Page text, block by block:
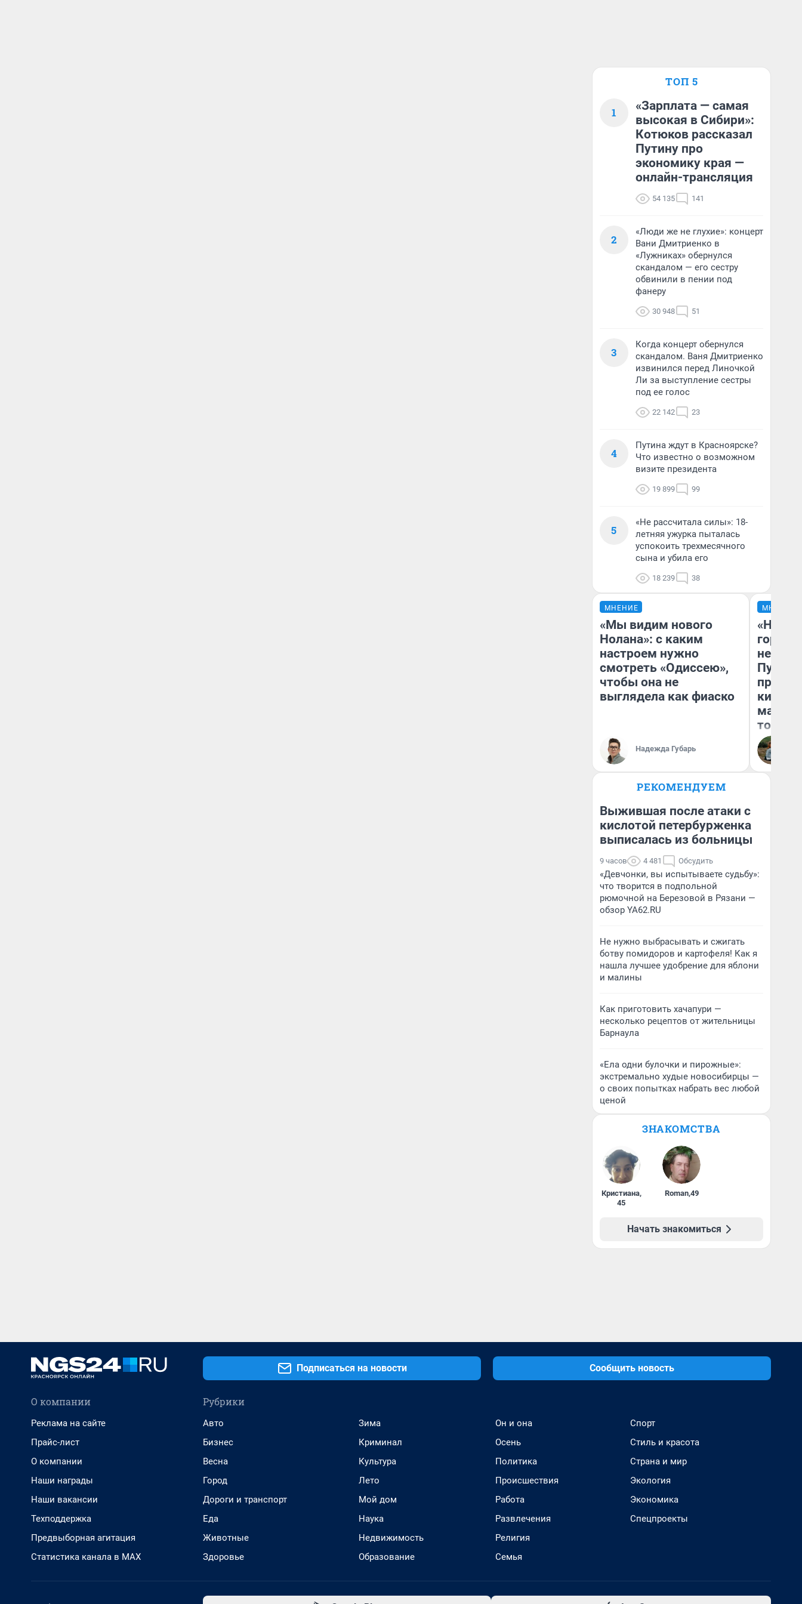
ТОП 5
1
«Зарплата — самая
высокая в Сибири»:
Котюков рассказал
Путину про
экономику края —
онлайн-трансляция
54 135 141
2
«Люди же не глухие»: концерт
Вани Дмитриенко в
«Лужниках» обернулся
скандалом — его сестру
обвинили в пении под
фанеру
30 948 51
3
Когда концерт обернулся
скандалом. Ваня Дмитриенко
извинился перед Линочкой
Ли за выступление сестры
под ее голос
22 142 23
4
Путина ждут в Красноярске?
Что известно о возможном
визите президента
19 899 99
5
«Не рассчитала силы»: 18-
летняя ужурка пыталась
успокоить трехмесячного
сына и убила его
18 239 38
МНЕНИЕ
«Мы видим нового
Нолана»: с каким
настроем нужно
смотреть «Одиссею»,
чтобы она не
выглядела как фиаско
Надежда Губарь
МНЕНИЕ
«Нет
того
РЕКОМЕНДУЕМ
Выжившая после атаки с
кислотой петербурженка
выписалась из больницы
9 часов 4 481 Обсудить
«Девчонки, вы испытываете судьбу»:
что творится в подпольной
рюмочной на Березовой в Рязани —
обзор YA62.RU
Не нужно выбрасывать и сжигать
ботву помидоров и картофеля! Как я
нашла лучшее удобрение для яблони
и малины
Как приготовить хачапури —
несколько рецептов от жительницы
Барнаула
«Ела одни булочки и пирожные»:
экстремально худые новосибирцы —
о своих попытках набрать вес любой
ценой
ЗНАКОМСТВА
Кристиана,
45
Roman,49
Начать знакомиться
Подписаться на новости Сообщить новость
О компании
Реклама на сайте
Прайс-лист
О компании
Наши награды
Наши вакансии
Техподдержка
Предвыборная агитация
Статистика канала в MAX
Рубрики
Авто
Бизнес
Весна
Город
Дороги и транспорт
Еда
Животные
Здоровье
Зима
Криминал
Культура
Лето
Мой дом
Наука
Недвижимость
Образование
Он и она
Осень
Политика
Происшествия
Работа
Развлечения
Религия
Семья
Спорт
Стиль и красота
Страна и мир
Экология
Экономика
Спецпроекты